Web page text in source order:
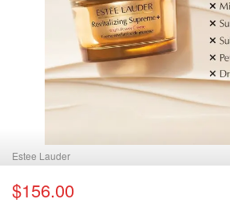
Estee Lauder
$156.00